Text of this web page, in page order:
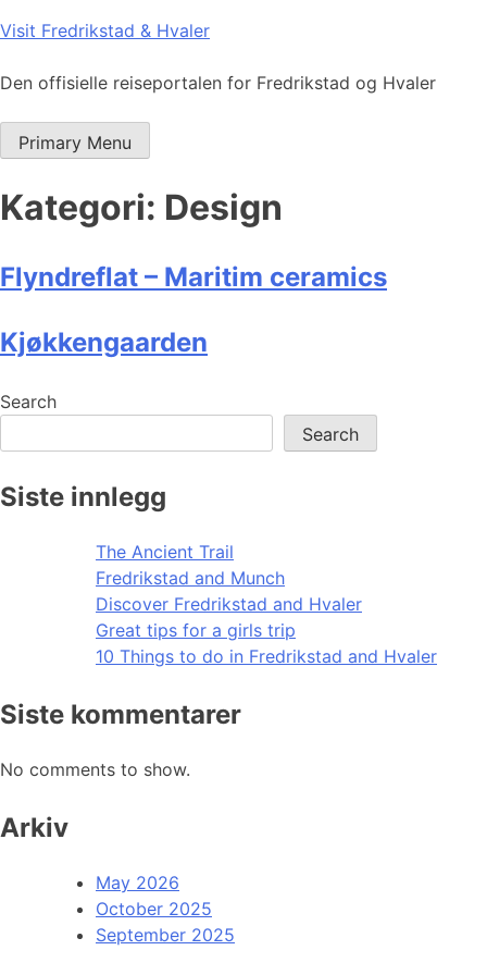
Skip
content
Visit Fredrikstad & Hvaler
Den offisielle reiseportalen for Fredrikstad og Hvaler
Primary Menu
Kategori: Design
Flyndreflat – Maritim ceramics
Kjøkkengaarden
Search
Search
Siste innlegg
The Ancient Trail
Fredrikstad and Munch
Discover Fredrikstad and Hvaler
Great tips for a girls trip
10 Things to do in Fredrikstad and Hvaler
Siste kommentarer
No comments to show.
Arkiv
May 2026
October 2025
September 2025